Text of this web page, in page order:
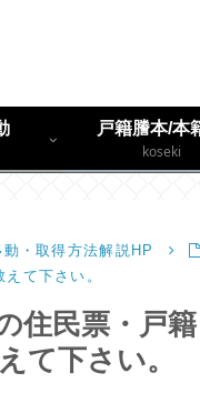
戸籍謄本/本
koseki
・取得方法解説HP
て下さい。
住民票・戸
て下さい。